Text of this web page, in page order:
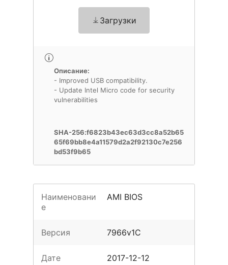
Загрузки
Описание:
- Improved USB compatibility.
- Update Intel Micro code for security
vulnerabilities
SHA-256:f6823b43ec63d3cc8a52b65
65f69bb8e4a11579d2a2f92130c7e256
bd53f9b65
Наименовани
е
AMI BIOS
Версия 7966v1C
Дате 2017-12-12